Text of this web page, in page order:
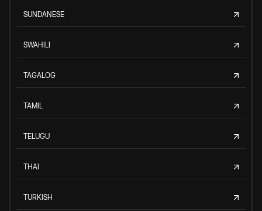
SUNDANESE
SWAHILI
TAGALOG
TAMIL
TELUGU
THAI
TURKISH